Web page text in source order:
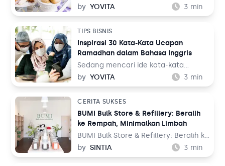
Ramadhan? Ramadhan adalah bulan
yang penuh berkah. Selain menjadi
mengumpulkan pahala, Ramadhan
juga bisa menjadi ladang rezeki bagi
para pelaku usaha. Sebab, ada
beberapa kebutuhan yang hanya
muncul saat Ramadhan tiba.
Tentunya akan sayang jika Anda
by YOVITA 3 min
TIPS BISNIS
Inspirasi 30 Kata-Kata Ucapan
Ramadhan dalam Bahasa Inggris
Sedang mencari ide kata-kata
ucapan ramadhan dalam bahasa
inggris? Datangnya bulan suci
tepat untuk menyapa pelanggan
Anda. Tidak harus dengan
mengirimkan kartu ucapan cetak,
bisa juga dengan kartu digital. Anda
bisa membagikannya melalui aplikasi
chatting seperti WhatsApp, email,
by YOVITA 3 min
CERITA SUKSES
BUMI Bulk Store & Refillery: Beralih
ke Rempah, Minimalkan Limbah
BUMI Bulk Store & Refillery: Beralih ke
Rempah, Minimalkan Limbah – BUMI
Bulk Store & Refillery merupakan toko
by SINTIA 3 min